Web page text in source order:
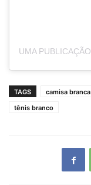
TAGS camisa branca
tênis branco